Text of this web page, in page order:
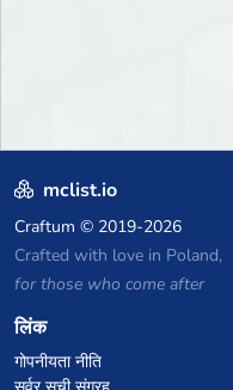
mclist.io
Craftum © 2019-2026
Crafted with love in Poland,
for those who come after
लिंक
गोपनीयता नीति